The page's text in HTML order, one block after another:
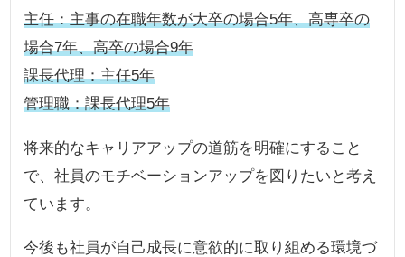
主任：主事の在職年数が大卒の場合5年、高専卒の
場合7年、高卒の場合9年
課長代理：主任5年
管理職：課長代理5年
将来的なキャリアアップの道筋を明確にすること
で、社員のモチベーションアップを図りたいと考え
ています。
今後も社員が自己成長に意欲的に取り組める環境づ